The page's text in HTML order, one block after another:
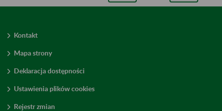
Kontakt
Mapa strony
Deklaracja dostępności
Ustawienia plików cookies
Rejestr zmian